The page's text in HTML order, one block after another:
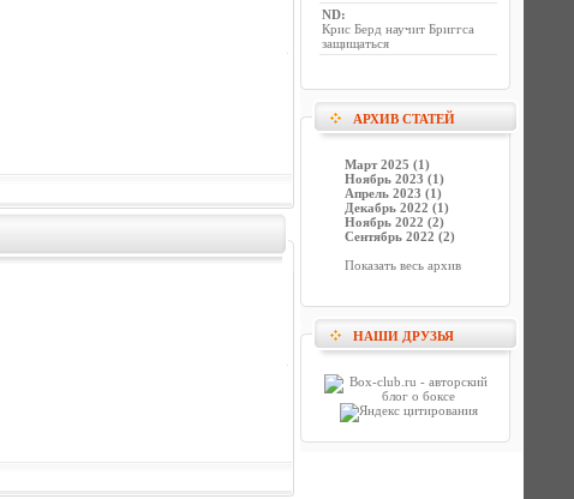
ND:
Крис Берд научит Бриггса
защищаться
АРХИВ СТАТЕЙ
Март 2025 (1)
Ноябрь 2023 (1)
Апрель 2023 (1)
Декабрь 2022 (1)
Ноябрь 2022 (2)
Сентябрь 2022 (2)
Показать весь архив
НАШИ ДРУЗЬЯ